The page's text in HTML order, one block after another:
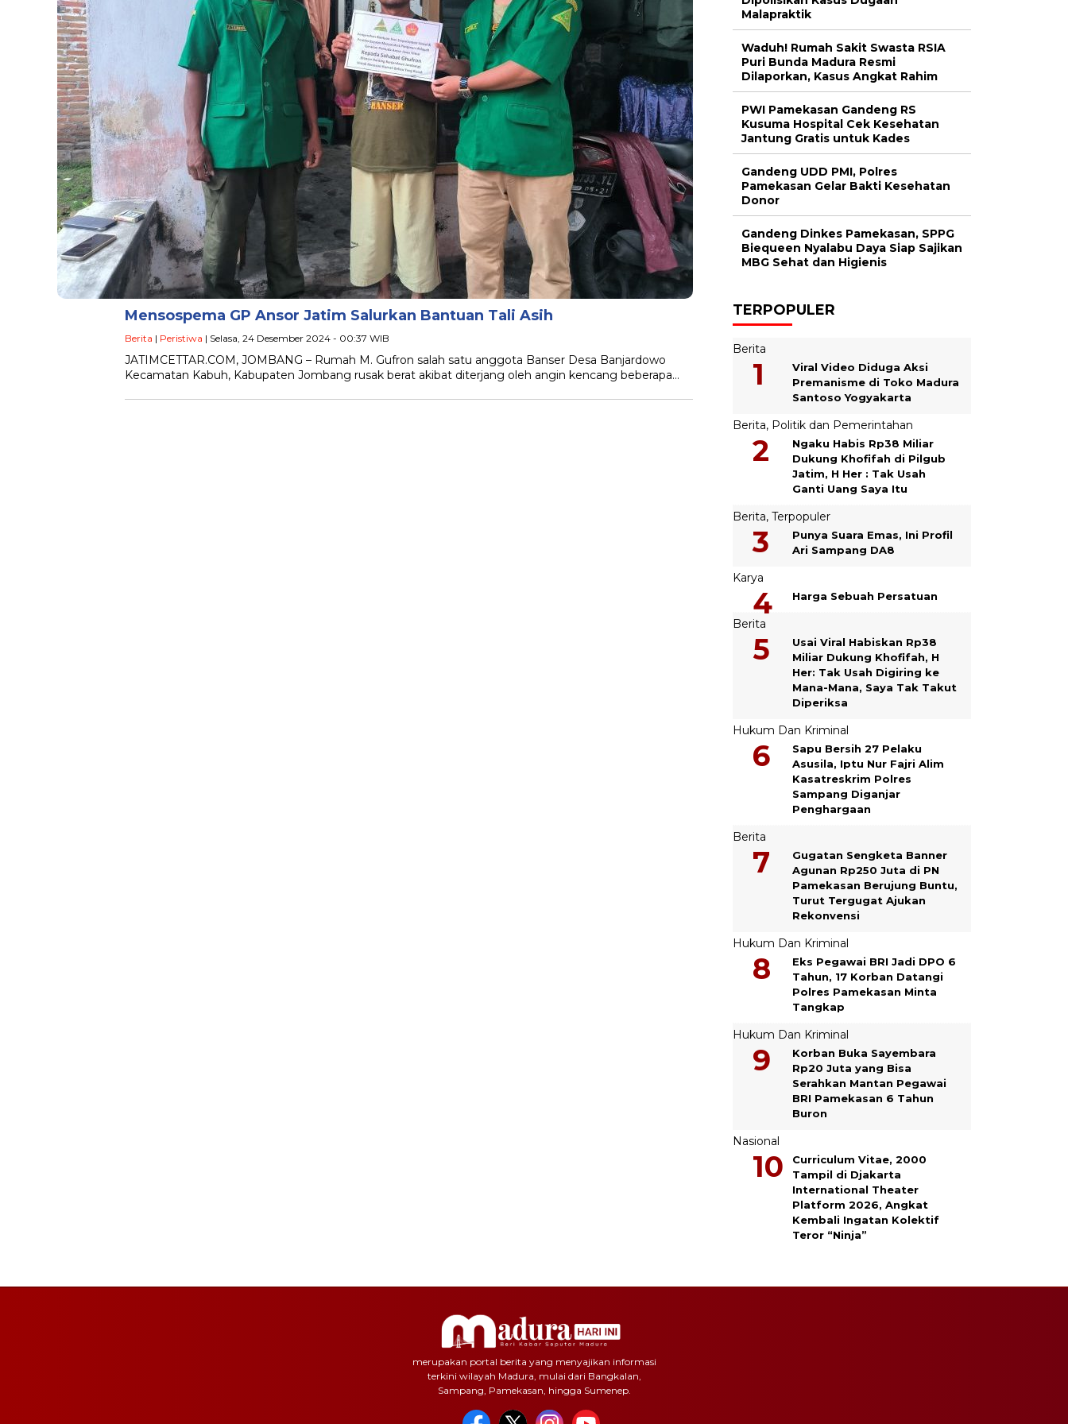
Mensospema GP Ansor Jatim Salurkan Bantuan Tali Asih
Berita | Peristiwa | Selasa, 24 Desember 2024 - 00:37 WIB
JATIMCETTAR.COM, JOMBANG – Rumah M. Gufron salah satu anggota Banser Desa Banjardowo
Kecamatan Kabuh, Kabupaten Jombang rusak berat akibat diterjang oleh angin kencang beberapa…
Malapraktik
Waduh! Rumah Sakit Swasta RSIA
Puri Bunda Madura Resmi
Dilaporkan, Kasus Angkat Rahim
PWI Pamekasan Gandeng RS
Kusuma Hospital Cek Kesehatan
Jantung Gratis untuk Kades
Gandeng UDD PMI, Polres
Pamekasan Gelar Bakti Kesehatan
Donor
Gandeng Dinkes Pamekasan, SPPG
Biequeen Nyalabu Daya Siap Sajikan
MBG Sehat dan Higienis
TERPOPULER
Berita
Viral Video Diduga Aksi
Premanisme di Toko Madura
Santoso Yogyakarta
Berita, Politik dan Pemerintahan
Ngaku Habis Rp38 Miliar
Dukung Khofifah di Pilgub
Jatim, H Her : Tak Usah
Ganti Uang Saya Itu
Berita, Terpopuler
Punya Suara Emas, Ini Profil
Ari Sampang DA8
Karya
Harga Sebuah Persatuan
Berita
Usai Viral Habiskan Rp38
Miliar Dukung Khofifah, H
Her: Tak Usah Digiring ke
Mana-Mana, Saya Tak Takut
Diperiksa
Hukum Dan Kriminal
Sapu Bersih 27 Pelaku
Asusila, Iptu Nur Fajri Alim
Kasatreskrim Polres
Sampang Diganjar
Penghargaan
Berita
Gugatan Sengketa Banner
Agunan Rp250 Juta di PN
Pamekasan Berujung Buntu,
Turut Tergugat Ajukan
Rekonvensi
Hukum Dan Kriminal
Eks Pegawai BRI Jadi DPO 6
Tahun, 17 Korban Datangi
Polres Pamekasan Minta
Tangkap
Hukum Dan Kriminal
Korban Buka Sayembara
Rp20 Juta yang Bisa
Serahkan Mantan Pegawai
BRI Pamekasan 6 Tahun
Buron
Nasional
Curriculum Vitae, 2000
Tampil di Djakarta
International Theater
Platform 2026, Angkat
Kembali Ingatan Kolektif
Teror “Ninja”
merupakan portal berita yang menyajikan informasi
terkini wilayah Madura, mulai dari Bangkalan,
Sampang, Pamekasan, hingga Sumenep.